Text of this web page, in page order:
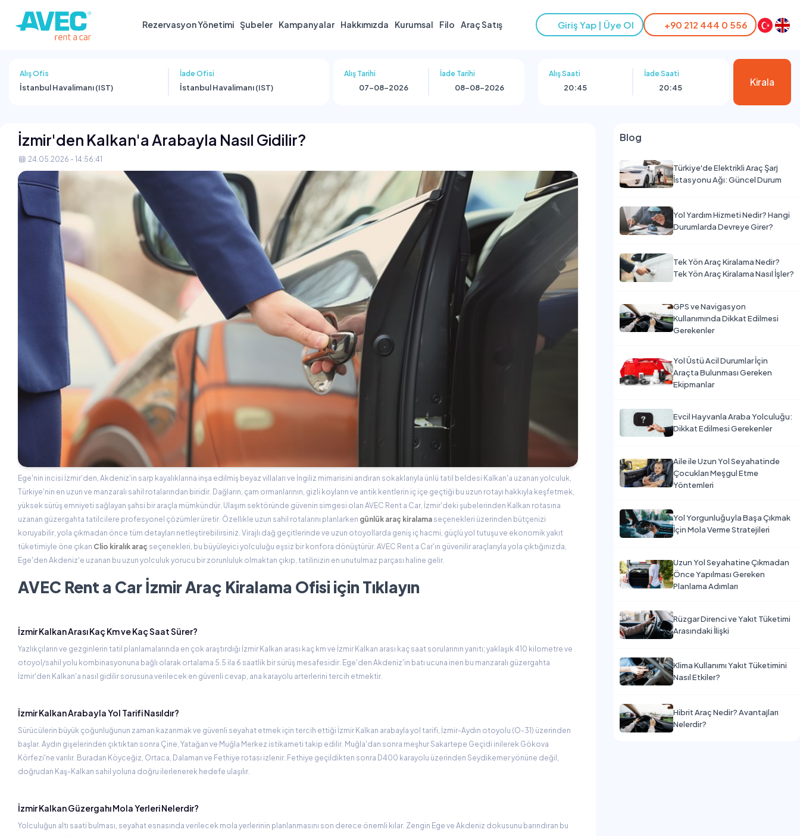
Rezervasyon Yönetimi Şubeler Kampanyalar Hakkımızda Kurumsal Filo Araç Satış Giriş Yap | Üye Ol +90 212 444 0 556
Alış Ofis
İstanbul Havalimanı (IST)
İade Ofisi
İstanbul Havalimanı (IST)
Alış Tarihi İade Tarihi Alış Saati
20:45
İade Saati
20:45 Kirala
İzmir'den Kalkan'a Arabayla Nasıl Gidilir?
24.05.2026 - 14:56:41
Ege'nin incisi İzmir'den, Akdeniz'in sarp kayalıklarına inşa edilmiş beyaz villaları ve İngiliz mimarisini andıran sokaklarıyla ünlü tatil beldesi Kalkan'a uzanan yolculuk,
Türkiye'nin en uzun ve manzaralı sahil rotalarından biridir. Dağların, çam ormanlarının, gizli koyların ve antik kentlerin iç içe geçtiği bu uzun rotayı hakkıyla keşfetmek,
yüksek sürüş emniyeti sağlayan şahsi bir araçla mümkündür. Ulaşım sektöründe güvenin simgesi olan AVEC Rent a Car, İzmir'deki şubelerinden Kalkan rotasına
uzanan güzergahta tatilcilere profesyonel çözümler üretir. Özellikle uzun sahil rotalarını planlarken günlük araç kiralama seçenekleri üzerinden bütçenizi
koruyabilir, yola çıkmadan önce tüm detayları netleştirebilirsiniz. Virajlı dağ geçitlerinde ve uzun otoyollarda geniş iç hacmi, güçlü yol tutuşu ve ekonomik yakıt
tüketimiyle öne çıkan Clio kiralık araç seçenekleri, bu büyüleyici yolculuğu eşsiz bir konfora dönüştürür. AVEC Rent a Car'ın güvenilir araçlarıyla yola çıktığınızda,
Ege'den Akdeniz'e uzanan bu uzun yolculuk yorucu bir zorunluluk olmaktan çıkıp, tatilinizin en unutulmaz parçası haline gelir.
AVEC Rent a Car İzmir Araç Kiralama Ofisi için Tıklayın
İzmir Kalkan Arası Kaç Km ve Kaç Saat Sürer?
Yazlıkçıların ve gezginlerin tatil planlamalarında en çok araştırdığı İzmir Kalkan arası kaç km ve İzmir Kalkan arası kaç saat sorularının yanıtı; yaklaşık 410 kilometre ve
otoyol/sahil yolu kombinasyonuna bağlı olarak ortalama 5.5 ila 6 saatlik bir sürüş mesafesidir. Ege'den Akdeniz'in batı ucuna inen bu manzaralı güzergahta
İzmir'den Kalkan'a nasıl gidilir sorusuna verilecek en güvenli cevap, ana karayolu arterlerini tercih etmektir.
İzmir Kalkan Arabayla Yol Tarifi Nasıldır?
Sürücülerin büyük çoğunluğunun zaman kazanmak ve güvenli seyahat etmek için tercih ettiği İzmir Kalkan arabayla yol tarifi, İzmir-Aydın otoyolu (O-31) üzerinden
başlar. Aydın gişelerinden çıktıktan sonra Çine, Yatağan ve Muğla Merkez istikameti takip edilir. Muğla'dan sonra meşhur Sakartepe Geçidi inilerek Gökova
Körfezi'ne varılır. Buradan Köyceğiz, Ortaca, Dalaman ve Fethiye rotası izlenir. Fethiye geçildikten sonra D400 karayolu üzerinden Seydikemer yönüne değil,
doğrudan Kaş-Kalkan sahil yoluna doğru ilerlenerek hedefe ulaşılır.
İzmir Kalkan Güzergahı Mola Yerleri Nelerdir?
Yolculuğun altı saati bulması, seyahat esnasında verilecek mola yerlerinin planlanmasını son derece önemli kılar. Zengin Ege ve Akdeniz dokusunu barındıran bu
Blog
Türkiye'de Elektrikli Araç Şarj
İstasyonu Ağı: Güncel Durum
Yol Yardım Hizmeti Nedir? Hangi
Durumlarda Devreye Girer?
Tek Yön Araç Kiralama Nedir?
Tek Yön Araç Kiralama Nasıl İşler?
GPS ve Navigasyon
Kullanımında Dikkat Edilmesi
Gerekenler
Yol Üstü Acil Durumlar İçin
Araçta Bulunması Gereken
Ekipmanlar
Evcil Hayvanla Araba Yolculuğu:
Dikkat Edilmesi Gerekenler
Aile ile Uzun Yol Seyahatinde
Çocukları Meşgul Etme
Yöntemleri
Yol Yorgunluğuyla Başa Çıkmak
İçin Mola Verme Stratejileri
Uzun Yol Seyahatine Çıkmadan
Önce Yapılması Gereken
Planlama Adımları
Rüzgar Direnci ve Yakıt Tüketimi
Arasındaki İlişki
Klima Kullanımı Yakıt Tüketimini
Nasıl Etkiler?
Hibrit Araç Nedir? Avantajları
Nelerdir?